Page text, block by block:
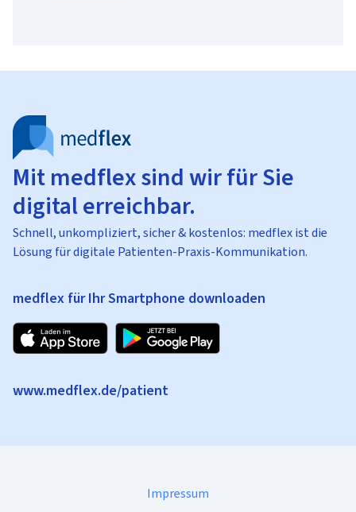
Mit medflex sind wir für Sie
digital erreichbar.
Schnell, unkompliziert, sicher & kostenlos: medflex ist die
Lösung für digitale Patienten-Praxis-Kommunikation.
medflex für Ihr Smartphone downloaden
www.medflex.de/patient
Impressum